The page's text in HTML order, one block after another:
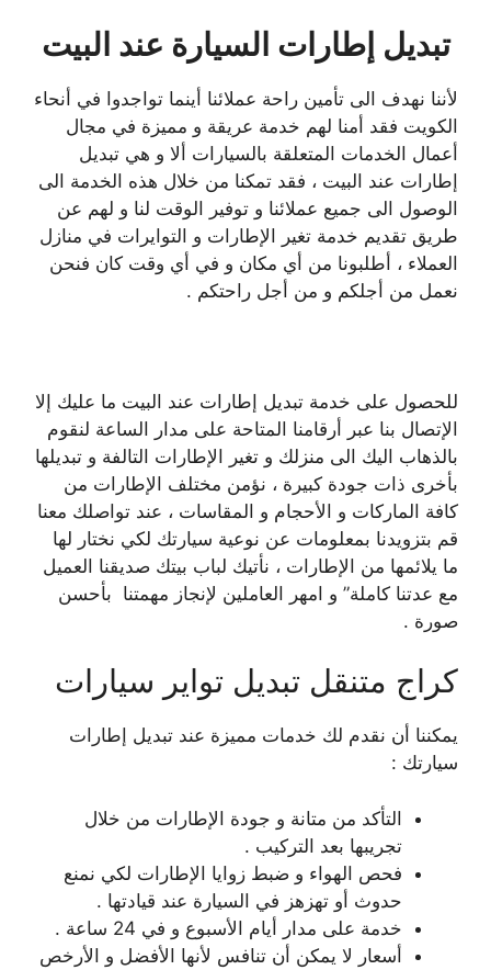
تبديل إطارات السيارة عند البيت
لأننا نهدف الى تأمين راحة عملائنا أينما تواجدوا في أنحاء
الكويت فقد أمنا لهم خدمة عريقة و مميزة في مجال
أعمال الخدمات المتعلقة بالسيارات ألا و هي تبديل
إطارات عند البيت ، فقد تمكنا من خلال هذه الخدمة الى
الوصول الى جميع عملائنا و توفير الوقت لنا و لهم عن
طريق تقديم خدمة تغير الإطارات و التوايرات في منازل
العملاء ، أطلبونا من أي مكان و في أي وقت كان فنحن
نعمل من أجلكم و من أجل راحتكم .
للحصول على خدمة تبديل إطارات عند البيت ما عليك إلا
الإتصال بنا عبر أرقامنا المتاحة على مدار الساعة لنقوم
بالذهاب اليك الى منزلك و تغير الإطارات التالفة و تبديلها
بأخرى ذات جودة كبيرة ، نؤمن مختلف الإطارات من
كافة الماركات و الأحجام و المقاسات ، عند تواصلك معنا
قم بتزويدنا بمعلومات عن نوعية سيارتك لكي نختار لها
ما يلائمها من الإطارات ، نأتيك لباب بيتك صديقنا العميل
مع عدتنا كاملة” و امهر العاملين لإنجاز مهمتنا بأحسن
صورة .
كراج متنقل تبديل تواير سيارات
يمكننا أن نقدم لك خدمات مميزة عند تبديل إطارات
سيارتك :
التأكد من متانة و جودة الإطارات من خلال
تجريبها بعد التركيب .
فحص الهواء و ضبط زوايا الإطارات لكي نمنع
حدوث أو تهزهز في السيارة عند قيادتها .
خدمة على مدار أيام الأسبوع و في 24 ساعة .
أسعار لا يمكن أن تنافس لأنها الأفضل و الأرخص